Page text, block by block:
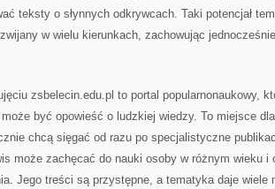
teksty o słynnych odkrywcach. Taki potencjał
w wielu kierunkach, zachowując
zsbelecin.edu.pl to portal popularnonaukowy,
być opowieść o ludzkiej wiedzy. To miejsce
chcą sięgać od razu po specjalistyczne
może zachęcać do nauki osoby w różnym wieku i
Jego treści są przystępne, a tematyka daje wiele